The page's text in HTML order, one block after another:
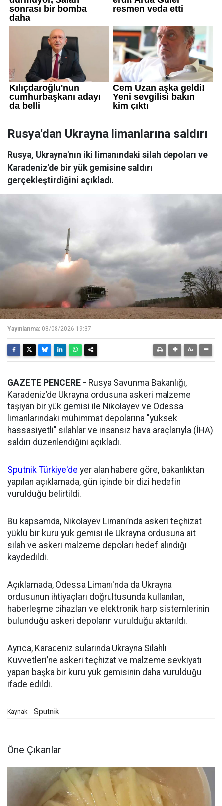
Rusya'dan Ukrayna limanlarına saldırı
Rusya, Ukrayna'nın iki limanındaki silah depoları ve
Karadeniz'de bir yük gemisine saldırı
gerçekleştirdiğini açıkladı.
Yayınlanma: 08/08/2026 19:37
GAZETE PENCERE - Rusya Savunma Bakanlığı,
Karadeniz’de Ukrayna ordusuna askeri malzeme
taşıyan bir yük gemisi ile Nikolayev ve Odessa
limanlarındaki mühimmat depolarına "yüksek
hassasiyetli" silahlar ve insansız hava araçlarıyla (İHA)
saldırı düzenlendiğini açıkladı.
Sputnik Türkiye'de yer alan habere göre, bakanlıktan
yapılan açıklamada, gün içinde bir dizi hedefin
vurulduğu belirtildi.
Bu kapsamda, Nikolayev Limanı’nda askeri teçhizat
yüklü bir kuru yük gemisi ile Ukrayna ordusuna ait
silah ve askeri malzeme depoları hedef alındığı
kaydedildi.
Açıklamada, Odessa Limanı'nda da Ukrayna
ordusunun ihtiyaçları doğrultusunda kullanılan,
haberleşme cihazları ve elektronik harp sistemlerinin
bulunduğu askeri depoların vurulduğu aktarıldı.
Ayrıca, Karadeniz sularında Ukrayna Silahlı
Kuvvetleri’ne askeri teçhizat ve malzeme sevkiyatı
yapan başka bir kuru yük gemisinin daha vurulduğu
ifade edildi.
Kaynak: Sputnik
Öne Çıkanlar